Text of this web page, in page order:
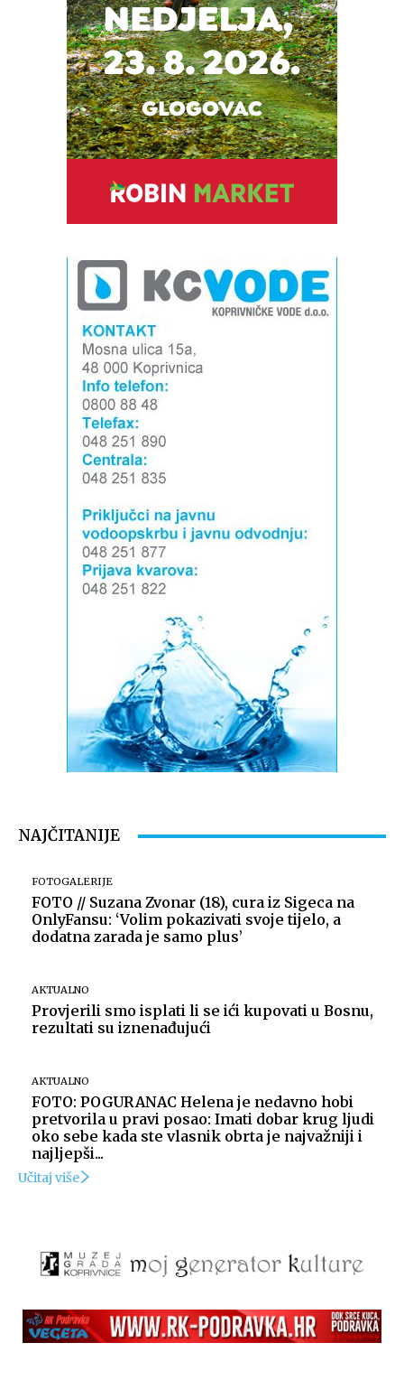
NAJČITANIJE
FOTOGALERIJE
FOTO // Suzana Zvonar (18), cura iz Sigeca na
OnlyFansu: ‘Volim pokazivati svoje tijelo, a
dodatna zarada je samo plus’
AKTUALNO
Provjerili smo isplati li se ići kupovati u Bosnu,
rezultati su iznenađujući
AKTUALNO
FOTO: POGURANAC Helena je nedavno hobi
pretvorila u pravi posao: Imati dobar krug ljudi
oko sebe kada ste vlasnik obrta je najvažniji i
najljepši...
Učitaj više